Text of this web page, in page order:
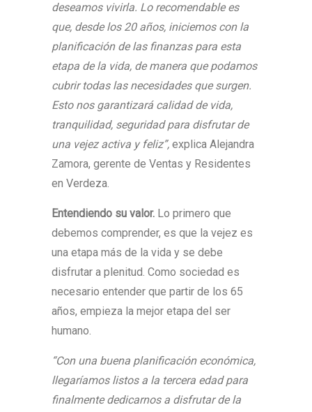
deseamos vivirla. Lo recomendable es
que, desde los 20 años, iniciemos con la
planificación de las finanzas para esta
etapa de la vida, de manera que podamos
cubrir todas las necesidades que surgen.
Esto nos garantizará calidad de vida,
tranquilidad, seguridad para disfrutar de
una vejez activa y feliz”, explica Alejandra
Zamora, gerente de Ventas y Residentes
en Verdeza.
Entendiendo su valor. Lo primero que
debemos comprender, es que la vejez es
una etapa más de la vida y se debe
disfrutar a plenitud. Como sociedad es
necesario entender que partir de los 65
años, empieza la mejor etapa del ser
humano.
“Con una buena planificación económica,
llegaríamos listos a la tercera edad para
finalmente dedicarnos a disfrutar de la